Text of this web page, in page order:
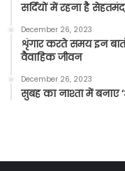
सर्दियों में रहना है
December 26, 2023
शृंगार करते समय इन
वैवाहिक जीवन
December 26, 2023
सुबह का नाश्ता में बनाए